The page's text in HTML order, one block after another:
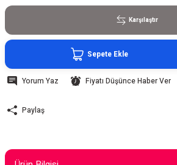
Karşılaştır
Sepete Ekle
Yorum Yaz Fiyatı Düşünce Haber Ver
Paylaş